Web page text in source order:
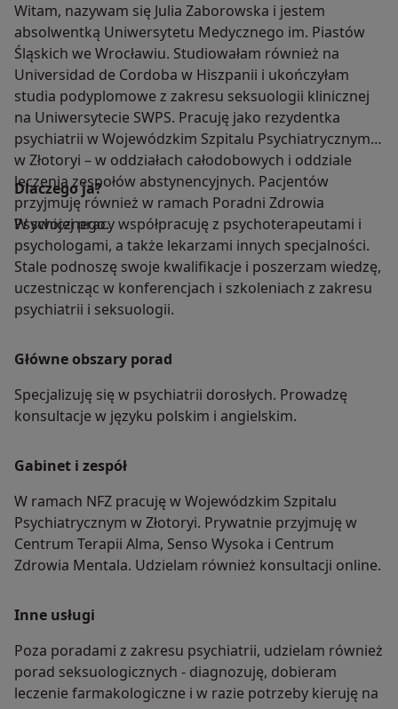
Witam, nazywam się Julia Zaborowska i jestem
absolwentką Uniwersytetu Medycznego im. Piastów
Śląskich we Wrocławiu. Studiowałam również na
Universidad de Cordoba w Hiszpanii i ukończyłam
studia podyplomowe z zakresu seksuologii klinicznej
na Uniwersytecie SWPS. Pracuję jako rezydentka
psychiatrii w Wojewódzkim Szpitalu Psychiatrycznym
w Złotoryi – w oddziałach całodobowych i oddziale
leczenia zespołów abstynencyjnych. Pacjentów
przyjmuję również w ramach Poradni Zdrowia
Psychicznego.
Dlaczego ja?
W swojej pracy współpracuję z psychoterapeutami i
psychologami, a także lekarzami innych specjalności.
Stale podnoszę swoje kwalifikacje i poszerzam wiedzę,
uczestnicząc w konferencjach i szkoleniach z zakresu
psychiatrii i seksuologii.
Główne obszary porad
Specjalizuję się w psychiatrii dorosłych. Prowadzę
konsultacje w języku polskim i angielskim.
Gabinet i zespół
W ramach NFZ pracuję w Wojewódzkim Szpitalu
Psychiatrycznym w Złotoryi. Prywatnie przyjmuję w
Centrum Terapii Alma, Senso Wysoka i Centrum
Zdrowia Mentala. Udzielam również konsultacji online.
Inne usługi
Poza poradami z zakresu psychiatrii, udzielam również
porad seksuologicznych - diagnozuję, dobieram
leczenie farmakologiczne i w razie potrzeby kieruję na